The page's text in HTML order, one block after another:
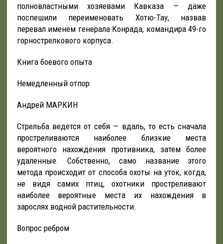
полновластными хозяевами Кавказа — даже
поспешили переименовать Хотю-Тау, назвав
перевал именем генерала Конрада, командира 49-го
горнострелкового корпуса.
Книга боевого опыта
Немедленный отпор
Андрей МАРКИН
Стрельба ведется от себя — вдаль, то есть сначала
простреливаются наиболее близкие места
вероятного нахождения противника, затем более
удаленные. Собственно, само название этого
метода происходит от способа охоты на уток, когда,
не видя самих птиц, охотники простреливают
наиболее вероятные места их нахождения в
зарослях водной растительности.
Вопрос ребром